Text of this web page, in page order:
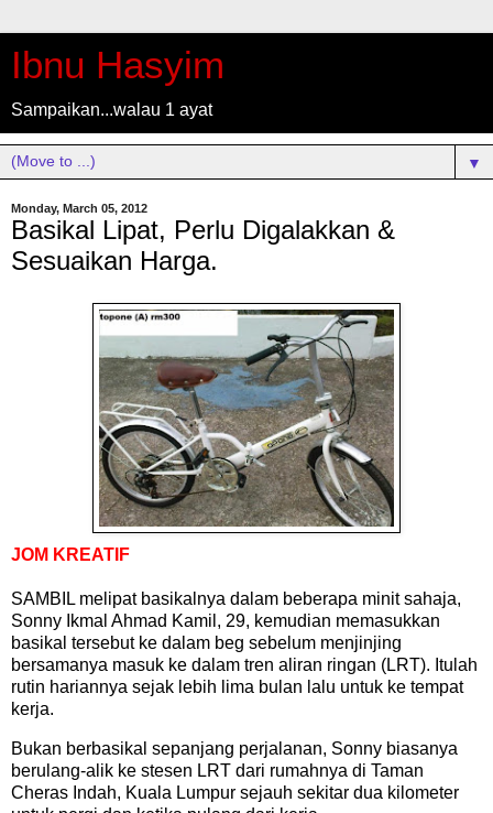
Ibnu Hasyim
Sampaikan...walau 1 ayat
▼
Monday, March 05, 2012
Basikal Lipat, Perlu Digalakkan &
Sesuaikan Harga.
JOM KREATIF
SAMBIL melipat basikalnya dalam beberapa minit sahaja,
Sonny Ikmal Ahmad Kamil, 29, kemudian memasukkan
basikal tersebut ke dalam beg sebelum menjinjing
bersamanya masuk ke dalam tren aliran ringan (LRT). Itulah
rutin hariannya sejak lebih lima bulan lalu untuk ke tempat
kerja.
Bukan berbasikal sepanjang perjalanan, Sonny biasanya
berulang-alik ke stesen LRT dari rumahnya di Taman
Cheras Indah, Kuala Lumpur sejauh sekitar dua kilometer